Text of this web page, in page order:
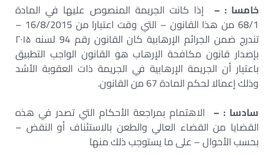
خامسا : – إذا كانت الجريمة المنصوص عليها في المادة
68/1 من هذا القانون – التي وقت اعتبارا من 16/8/2015 –
تندرج ضمن الجرائم الإرهابية كان القانون رقم 94 لسنه ۲۰۱۵
بإصدار قانون مكافحة الإرهاب هو القانون الواجب التطبيق
باعتبار أن الجريمة الإرهابية في الجريمة ذات العقوبة الأشد
وذلك إعمالا لحكم المادة 67 من القانون.
سادسا : – الاهتمام بمراجعة الأحكام التي تصدر في هذه
القضايا من القضاء العالي والطعن بالاستئناف أو النقض –
بحسب الأحوال – على ما يستوجب ذلك منها